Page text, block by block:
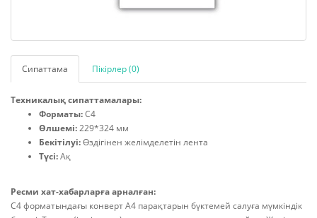
Сипаттама Пікірлер (0)
Техникалық сипаттамалары:
Форматы:С4
Өлшемі:229*324 мм
Бекітілуі:Өздігінен желімделетін лента
Түсі:Ақ
Ресми хат-хабарларға арналған:
С4 форматындағы конверт А4 парақтарын бүктемей салуға мүмкіндік